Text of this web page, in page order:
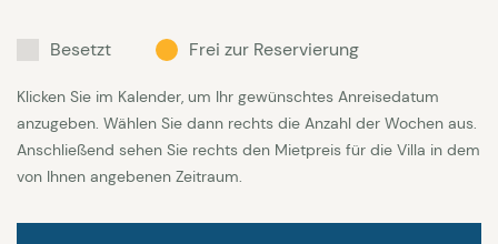
| Rabatte bei einem Aufenthalt länger als 2 Wochen
auf Anfrage
Besetzt Frei zur Reservierung
Klicken Sie im Kalender, um Ihr gewünschtes Anreisedatum
anzugeben. Wählen Sie dann rechts die Anzahl der Wochen aus.
Anschließend sehen Sie rechts den Mietpreis für die Villa in dem
von Ihnen angebenen Zeitraum.